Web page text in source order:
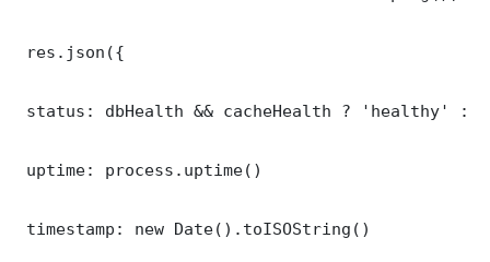
res.json({
status: dbHealth && cacheHealth ? 'healthy' :
uptime: process.uptime()
timestamp: new Date().toISOString()